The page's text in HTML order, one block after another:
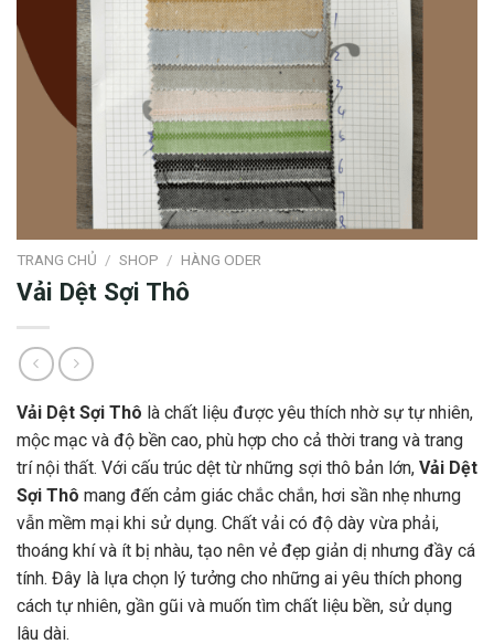
TRANG CHỦ / SHOP / HÀNG ODER
Vải Dệt Sợi Thô
Vải Dệt Sợi Thô là chất liệu được yêu thích nhờ sự tự nhiên,
mộc mạc và độ bền cao, phù hợp cho cả thời trang và trang
trí nội thất. Với cấu trúc dệt từ những sợi thô bản lớn, Vải Dệt
Sợi Thô mang đến cảm giác chắc chắn, hơi sần nhẹ nhưng
vẫn mềm mại khi sử dụng. Chất vải có độ dày vừa phải,
thoáng khí và ít bị nhàu, tạo nên vẻ đẹp giản dị nhưng đầy cá
tính. Đây là lựa chọn lý tưởng cho những ai yêu thích phong
cách tự nhiên, gần gũi và muốn tìm chất liệu bền, sử dụng
lâu dài.